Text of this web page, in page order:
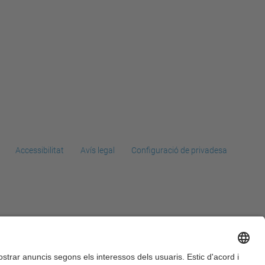
Accessibilitat Avís legal Configuració de privadesa